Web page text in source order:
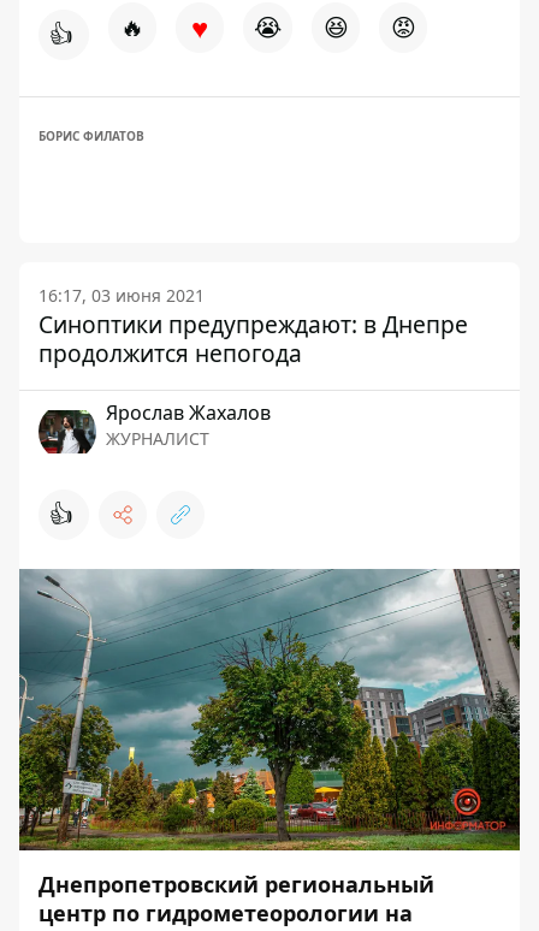
👍 🔥 ♥ 😭 😆 😡
БОРИС ФИЛАТОВ
16:17, 03 июня 2021
Синоптики предупреждают: в Днепре
продолжится непогода
Ярослав Жахалов
ЖУРНАЛИСТ
👍
Днепропетровский региональный
центр по гидрометеорологии на